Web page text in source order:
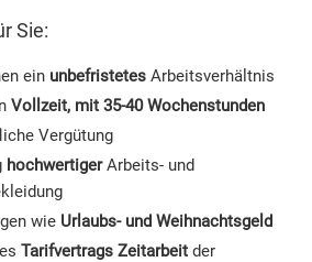
Sie:
ein unbefristetes Arbeitsverhältnis
Vollzeit, mit 35-40 Wochenstunden
Vergütung
hochwertigerArbeits- und
wie Urlaubs- und Weihnachtsgeld
Tarifvertrags Zeitarbeit der